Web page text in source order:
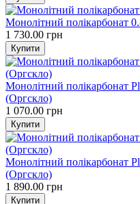
Монолітний полікарбонат
1 730.00 грн
Монолітний полікарбонат
(Оргскло)
1 070.00 грн
Монолітний полікарбонат
(Оргскло)
1 890.00 грн